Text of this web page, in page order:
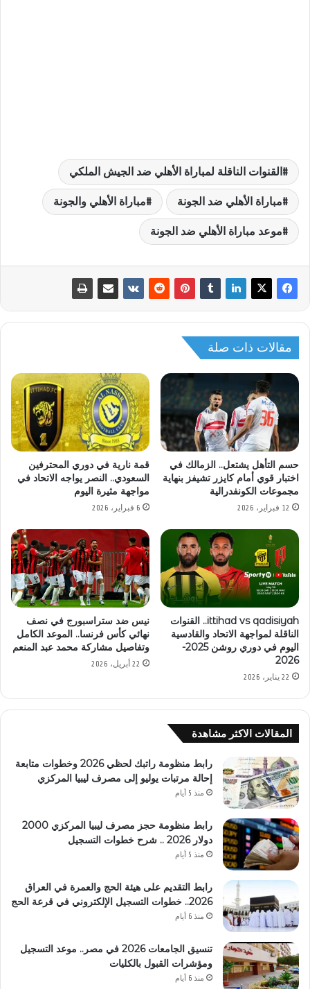
القنوات الناقلة لمباراة الأهلي ضد الجيش الملكي
مباراة الأهلي ضد الجونة مباراة الأهلي والجونة
موعد مباراة الأهلي ضد الجونة
مقالات ذات صلة
حسم التأهل يشتعل.. الزمالك في
اختبار قوي أمام كايزر تشيفز بنهاية
مجموعات الكونفدرالية
12 فبراير، 2026
قمة نارية في دوري المحترفين
السعودي.. النصر يواجه الاتحاد في
مواجهة مثيرة اليوم
6 فبراير، 2026
ittihad vs qadisiyah.. القنوات
الناقلة لمواجهة الاتحاد والقادسية
اليوم في دوري روشن 2025-
2026
22 يناير، 2026
نيس ضد ستراسبورج في نصف
نهائي كأس فرنسا.. الموعد الكامل
وتفاصيل مشاركة محمد عبد المنعم
22 أبريل، 2026
المقالات الاكثر مشاهدة
رابط منظومة راتبك لحظي 2026 وخطوات متابعة
إحالة مرتبات يوليو إلى مصرف ليبيا المركزي
منذ 5 أيام
رابط منظومة حجز مصرف ليبيا المركزي 2000
دولار 2026 .. شرح خطوات التسجيل
منذ 5 أيام
رابط التقديم على هيئة الحج والعمرة في العراق
2026.. خطوات التسجيل الإلكتروني في قرعة الحج
منذ 6 أيام
تنسيق الجامعات 2026 في مصر.. موعد التسجيل
ومؤشرات القبول بالكليات
منذ 6 أيام